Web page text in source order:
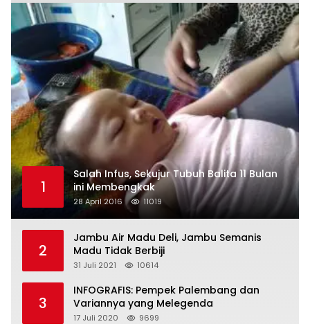
1
Salah Infus, Sekujur Tubuh Balita 11 Bulan
ini Membengkak
28 April 2016 11019
2
Jambu Air Madu Deli, Jambu Semanis
Madu Tidak Berbiji
31 Juli 2021 10614
3
INFOGRAFIS: Pempek Palembang dan
Variannya yang Melegenda
17 Juli 2020 9699